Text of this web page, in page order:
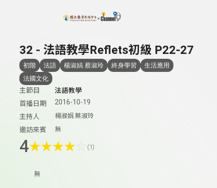
32 - 法語教學Reflets初級 P22-27
初階 法語 楊淑娟.蔡淑玲 終身學習
生活應用
法國文化
主節目
法語教學
首播日期
2016-10-19
主持人
楊淑娟.蔡淑玲
邀訪來賓 無
4★★★★ (1)
無